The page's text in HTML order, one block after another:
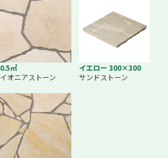
0.5㎡
イオニアストーン
イエロー 300×300
サンドストーン